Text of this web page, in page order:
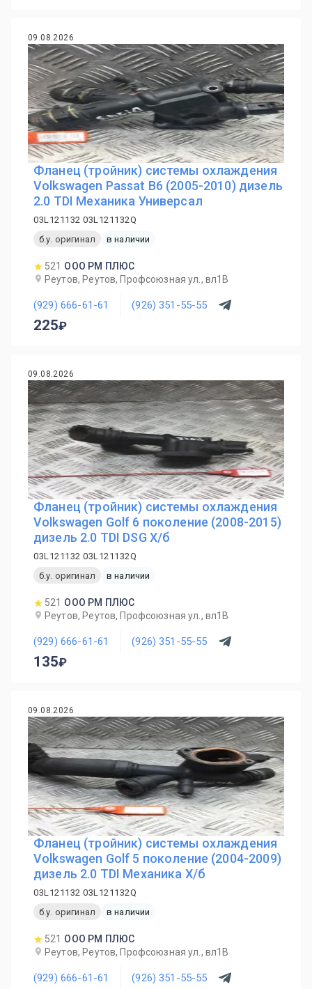
09.08.2026
Фланец (тройник) системы охлаждения
Volkswagen Passat B6 (2005-2010) дизель
2.0 TDI Механика Универсал
03L121132 03L121132Q
б.у. оригинал
в наличии
521 ООО РМ ПЛЮС
Реутов, Реутов, Профсоюзная ул., вл1В
(929) 666-61-61 (926) 351-55-55
225
09.08.2026
Фланец (тройник) системы охлаждения
Volkswagen Golf 6 поколение (2008-2015)
дизель 2.0 TDI DSG Х/б
03L121132 03L121132Q
б.у. оригинал
в наличии
521 ООО РМ ПЛЮС
Реутов, Реутов, Профсоюзная ул., вл1В
(929) 666-61-61 (926) 351-55-55
135
09.08.2026
Фланец (тройник) системы охлаждения
Volkswagen Golf 5 поколение (2004-2009)
дизель 2.0 TDI Механика Х/б
03L121132 03L121132Q
б.у. оригинал
в наличии
521 ООО РМ ПЛЮС
Реутов, Реутов, Профсоюзная ул., вл1В
(929) 666-61-61 (926) 351-55-55